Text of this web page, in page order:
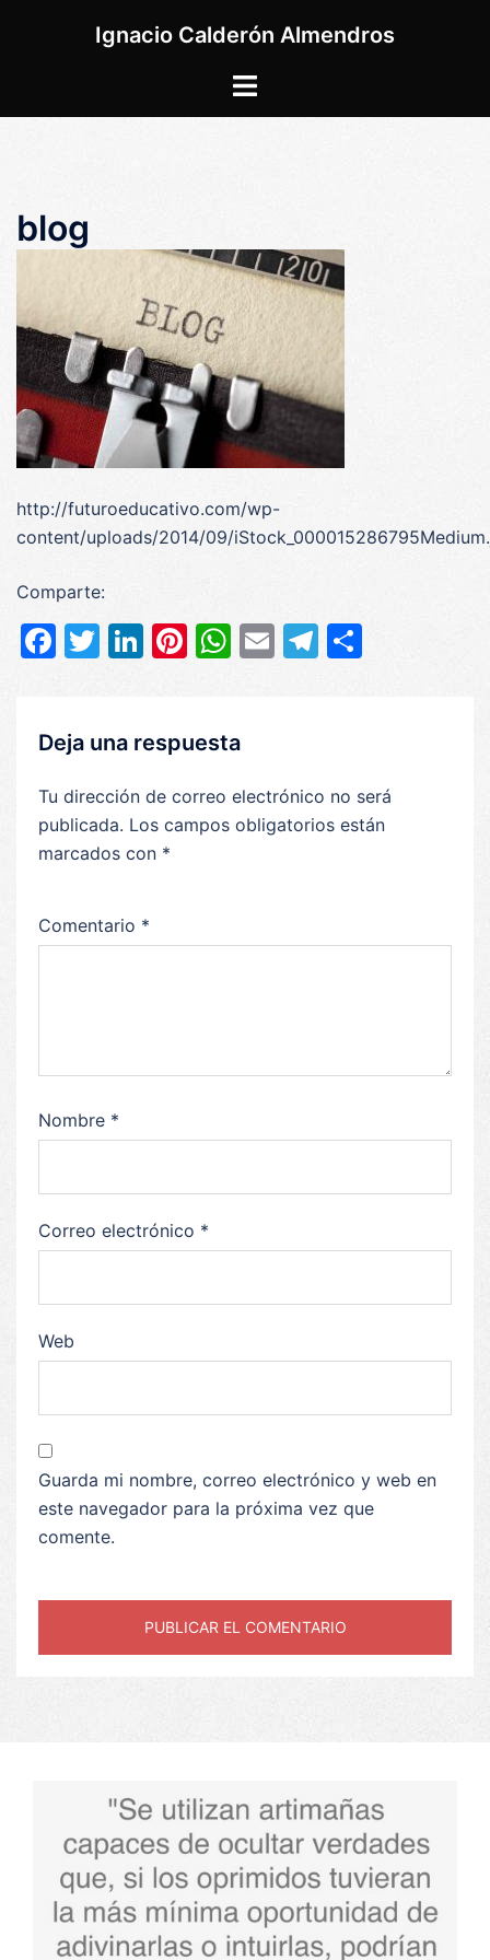
Ignacio Calderón Almendros
Alternar
blog
http://futuroeducativo.com/wp-
content/uploads/2014/09/
Comparte:
Facebook
Twitter
LinkedIn
Pinterest
WhatsApp
EmailTelegram
Deja una respuesta
Tu dirección de correo electrónico no será
publicada. Los campos obligatorios están
marcados con *
Comentario *
Nombre *
Correo electrónico *
Web
Guarda mi nombre, correo electrónico y web en
este navegador para la próxima vez que
comente.